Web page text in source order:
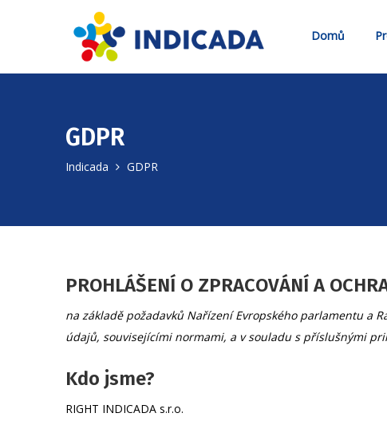
Domů
GDPR
Indicada GDPR
PROHLÁŠENÍ O ZPRACOVÁNÍ A
na základě požadavků Nařízení Evropského parlamentu a
údajů, souvisejícími normami, a v souladu s příslušnými
Kdo jsme?
RIGHT INDICADA s.r.o.